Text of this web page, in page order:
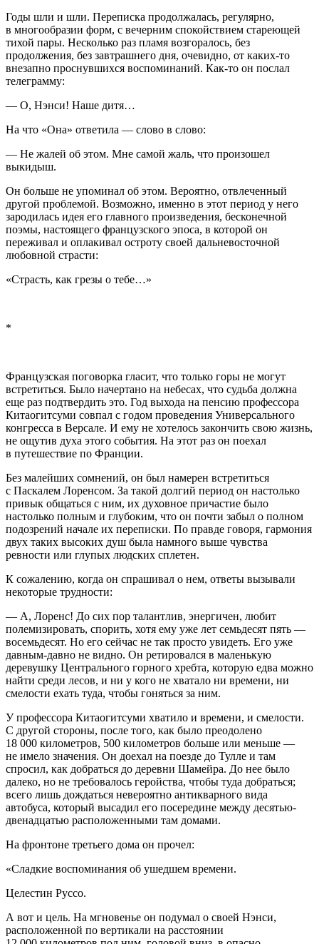
Годы шли и шли. Переписка продолжалась, регулярно,
в многообразии форм, с вечерним спокойствием стареющей
тихой пары. Несколько раз пламя возгоралось, без
продолжения, без завтрашнего дня, очевидно, от каких-то
внезапно проснувшихся воспоминаний. Как-то он послал
телеграмму:
— О, Нэнси! Наше дитя…
На что «Она» ответила — слово в слово:
— Не жалей об этом. Мне самой жаль, что произошел
выкидыш.
Он больше не упоминал об этом. Вероятно, отвлеченный
другой проблемой. Возможно, именно в этот период у него
зародилась идея его главного произведения, бесконечной
поэмы, настоящего французского эпоса, в которой он
переживал и оплакивал остроту своей дальневосточной
любовной страсти:
«Страсть, как грезы о тебе…»
*
Французская поговорка гласит, что только горы не могут
встретиться. Было начертано на небесах, что судьба должна
еще раз подтвердить это. Год выхода на пенсию профессора
Китаогитсуми совпал с годом проведения Универсального
конгресса в Версале. И ему не хотелось закончить свою жизнь,
не ощутив духа этого события. На этот раз он поехал
в путешествие по Франции.
Без малейших сомнений, он был намерен встретиться
с Паскалем Лоренсом. За такой долгий период он настолько
привык общаться с ним, их духовное причастие было
настолько полным и глубоким, что он почти забыл о полном
подозрений начале их переписки. По правде говоря, гармония
двух таких высоких душ была намного выше чувства
ревности или глупых людских сплетен.
К сожалению, когда он спрашивал о нем, ответы вызывали
некоторые трудности:
— А, Лоренс! До сих пор талантлив, энергичен, любит
полемизировать, спорить, хотя ему уже лет семьдесят пять —
восемьдесят. Но его сейчас не так просто увидеть. Его уже
давным-давно не видно. Он ретировался в маленькую
деревушку Центрального горного хребта, которую едва можно
найти среди лесов, и ни у кого не хватало ни времени, ни
смелости ехать туда, чтобы гоняться за ним.
У профессора Китаогитсуми хватило и времени, и смелости.
С другой стороны, после того, как было преодолено
18 000 километров, 500 километров больше или меньше —
не имело значения. Он доехал на поезде до Тулле и там
спросил, как добраться до деревни Шамейра. До нее было
далеко, но не требовалось геройства, чтобы туда добраться;
всего лишь дождаться невероятно антикварного вида
автобуса, который высадил его посередине между десятью-
двенадцатью расположенными там домами.
На фронтоне третьего дома он прочел:
«Сладкие воспоминания об ушедшем времени.
Целестин Руссо.
А вот и цель. На мгновенье он подумал о своей Нэнси,
расположенной по вертикали на расстоянии